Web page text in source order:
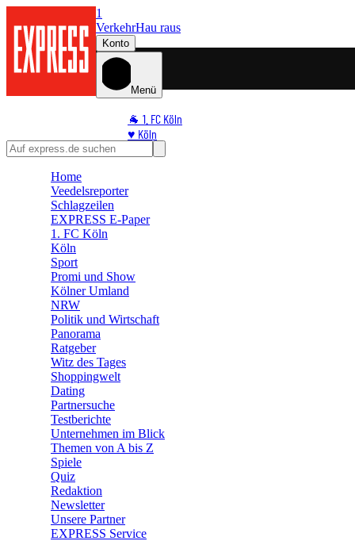
1
VerkehrHau raus
Konto
Menü
🐐 1. FC Köln
♥️ Köln
🛒 Shoppingwelt
Home
Veedelsreporter
Schlagzeilen
EXPRESS E-Paper
1. FC Köln
Köln
Sport
Promi und Show
Kölner Umland
NRW
Politik und Wirtschaft
Panorama
Ratgeber
Witz des Tages
Shoppingwelt
Dating
Partnersuche
Testberichte
Unternehmen im Blick
Themen von A bis Z
Spiele
Quiz
Redaktion
Newsletter
Unsere Partner
EXPRESS Service